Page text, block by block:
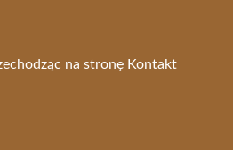
na stronę Kontakt